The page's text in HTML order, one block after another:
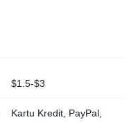
$1.5-$3
Kartu Kredit, PayPal,